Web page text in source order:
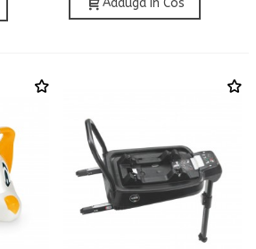
Adauga In Cos